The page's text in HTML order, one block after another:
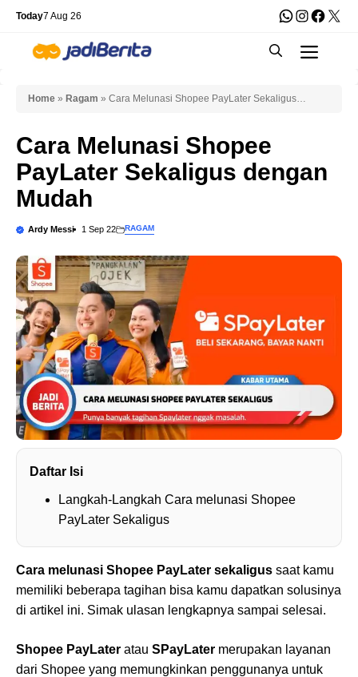
Skip
content
Today7 Aug 26 WhatsApp
X
Home » Ragam » Cara Melunasi Shopee PayLater Sekaligus
Cara Melunasi Shopee
PayLater Sekaligus dengan
Mudah
Ardy Messi 1 Sep 22 RAGAM
Daftar Isi
Langkah-Langkah Cara melunasi Shopee
PayLater Sekaligus
Cara melunasi Shopee PayLater sekaligus saat kamu
memiliki beberapa tagihan bisa kamu dapatkan solusinya
di artikel ini. Simak ulasan lengkapnya sampai selesai.
Shopee PayLater atau SPayLater merupakan layanan
dari Shopee yang memungkinkan penggunanya untuk